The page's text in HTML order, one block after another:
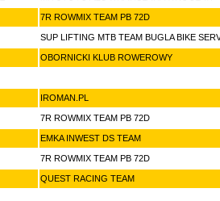
7R ROWMIX TEAM PB 72D
SUP LIFTING MTB TEAM BUGLA BIKE
OBORNICKI KLUB ROWEROWY
IROMAN.PL
7R ROWMIX TEAM PB 72D
EMKA INWEST DS TEAM
7R ROWMIX TEAM PB 72D
QUEST RACING TEAM